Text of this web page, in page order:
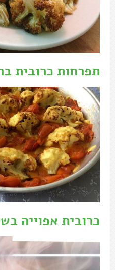
תפרחות כרובית
כרובית אפוייה